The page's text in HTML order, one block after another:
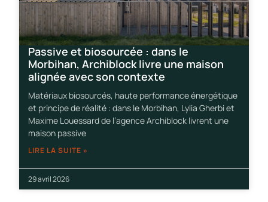
Passive et biosourcée : dans le
Morbihan, Archiblock livre une maison
alignée avec son contexte
Matériaux biosourcés, haute performance énergétique
et principe de réalité : dans le Morbihan, Lylia Gherbi et
Maxime Louessard de l’agence Archiblock livrent une
maison passive
LIRE LA SUITE »
29 avril 2026